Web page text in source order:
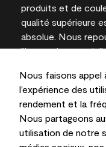
Nous faisons appel
l’expérience des
rendement et la
Nous partageons
utilisation de notre
produits et de
qualité supérieure
absolue. Nous
l’innovation et
l’expertise locale.
Les couleurs